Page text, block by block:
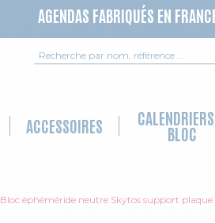
AGENDAS FABRIQUÉS EN
Recherche
ACCESSOIRES BLOC
Bloc éphéméride neutre Skytos support plaque